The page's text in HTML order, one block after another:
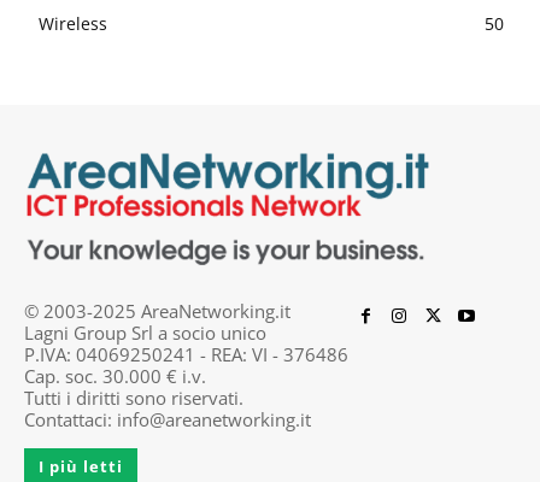
Wireless
50
© 2003-2025 AreaNetworking.it
Lagni Group Srl a socio unico
P.IVA: 04069250241 - REA: VI - 376486
Cap. soc. 30.000 € i.v.
Tutti i diritti sono riservati.
Contattaci: info@areanetworking.it
I più letti